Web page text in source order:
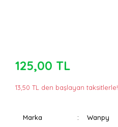
125,00 TL
13,50 TL den başlayan taksitlerle!
Marka Wanpy